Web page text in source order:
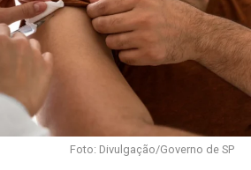
Foto: Divulgação/Governo de SP